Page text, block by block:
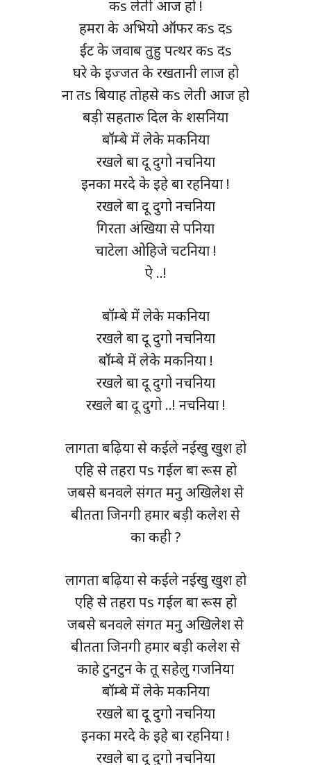
कs लेती आज हो !
हमरा के अभियो ऑफर कs दs
ईट के जवाब तुहु पत्थर कs दs
घरे के इज्जत के रखतानी लाज हो
ना तs बियाह तोहसे कs लेती आज हो
बड़ी सहतारु दिल के शसनिया
बॉम्बे में लेके मकनिया
रखले बा दू दुगो नचनिया
इनका मरदे के इहे बा रहनिया !
रखले बा दू दुगो नचनिया
गिरता अंखिया से पनिया
चाटेला ओहिजे चटनिया !
ऐ ..!
बॉम्बे में लेके मकनिया
रखले बा दू दुगो नचनिया
बॉम्बे में लेके मकनिया !
रखले बा दू दुगो नचनिया
रखले बा दू दुगो ..! नचनिया !
लागता बढ़िया से कईले नईखु खुश हो
एहि से तहरा पs गईल बा रूस हो
जबसे बनवले संगत मनु अखिलेश से
बीतता जिनगी हमार बड़ी कलेश से
का कही ?
लागता बढ़िया से कईले नईखु खुश हो
एहि से तहरा पs गईल बा रूस हो
जबसे बनवले संगत मनु अखिलेश से
बीतता जिनगी हमार बड़ी कलेश से
काहे टुनटुन के तू सहेलु गजनिया
बॉम्बे में लेके मकनिया
रखले बा दू दुगो नचनिया
इनका मरदे के इहे बा रहनिया !
रखले बा दू दुगो नचनिया